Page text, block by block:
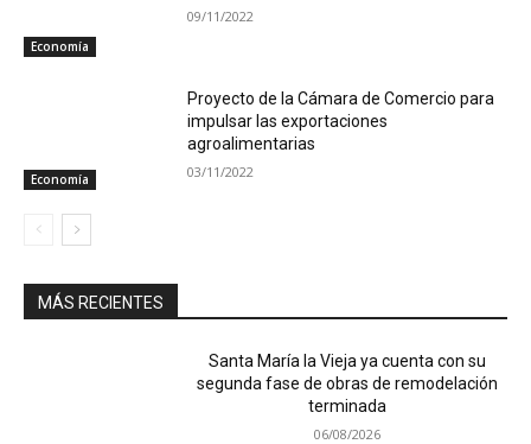
Economía
09/11/2022
Economía
Proyecto de la Cámara de Comercio para
impulsar las exportaciones
agroalimentarias
03/11/2022
MÁS RECIENTES
Santa María la Vieja ya cuenta con su
segunda fase de obras de remodelación
terminada
06/08/2026